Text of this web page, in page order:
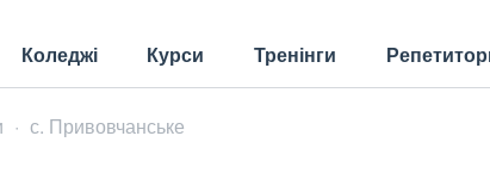
Коледжі Курси Тренінги
с. Привовчанське